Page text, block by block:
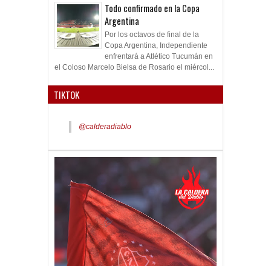
Todo confirmado en la Copa
Argentina
Por los octavos de final de la
Copa Argentina, Independiente
enfrentará a Atlético Tucumán en
el Coloso Marcelo Bielsa de Rosario el miércol...
TIKTOK
@calderadiablo